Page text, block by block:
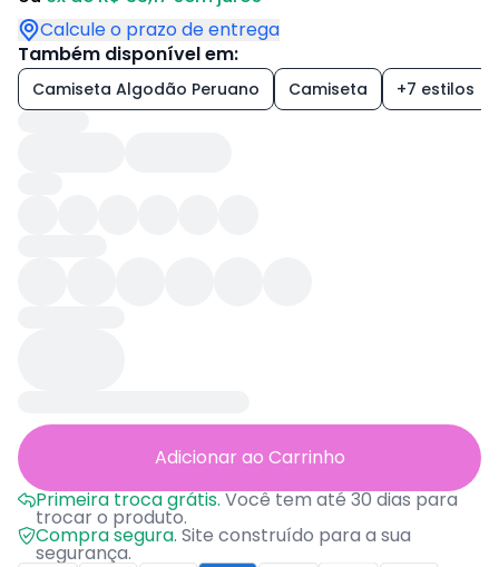
Calcule o prazo de entrega
Também disponível em:
Camiseta Algodão Peruano Camiseta +7 estilos
Adicionar ao Carrinho
Primeira troca grátis.Você tem até 30 dias para
trocar o produto.
Compra segura. Site construído para a sua
segurança.